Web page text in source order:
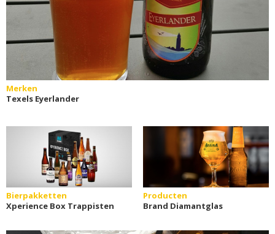
Merken
Texels Eyerlander
Bierpakketten
Xperience Box Trappisten
Producten
Brand Diamantglas